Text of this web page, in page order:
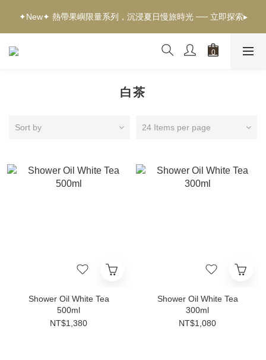
✦新客獨享✦ 首購輸入【welcome】滿$500現折$100 ── 立即選
購▸
✦New✦ 熱帶果嶼限量系列，沉浸夏日慢旅時光 ── 立即探索▸
✦新客獨享✦ 首購輸入【welcome】滿$500現折$100 ── 立即選
白茶
Sort by 24 Items per page
Shower Oil White Tea
500ml
NT$1,380
Shower Oil White Tea
300ml
NT$1,080